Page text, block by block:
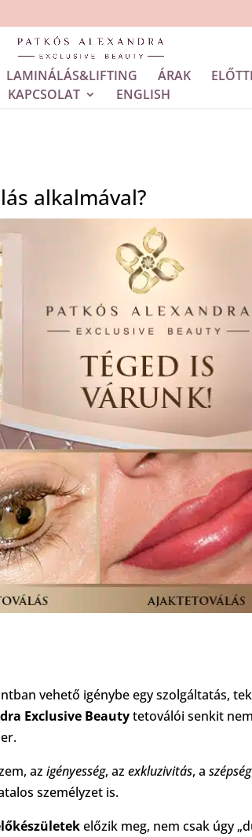
LAMINÁLÁS&LIFTING ÁRAK
KAPCSOLAT
ENGLISH
alkalmával?
vehető igénybe egy szolgáltatás,
Exclusive Beautytetoválói senkit nem
azigényesség, azexkluzivitás, aszépség
személyzet is.
előzik meg, nem csak úgy